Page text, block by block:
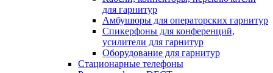
для гарнитур
Амбушюры для операторских гарнитур
Cпикерфоны для конференций,
усилители для гарнитур
Оборудование для гарнитур
Стационарные телефоны